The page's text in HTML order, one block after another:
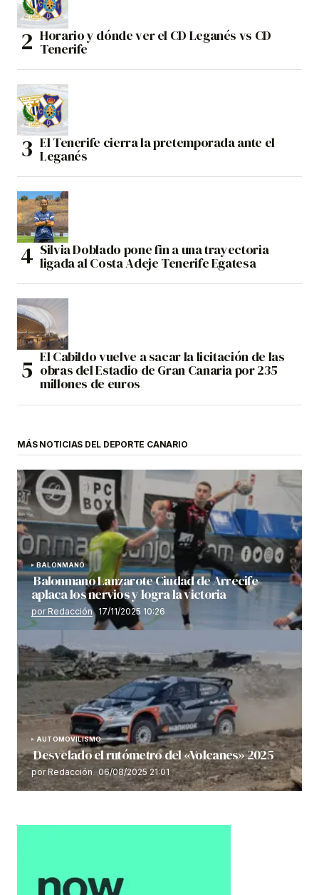
Horario y dónde ver el CD Leganés vs CD
Tenerife
El Tenerife cierra la pretemporada ante el
Leganés
Silvia Doblado pone fin a una trayectoria
ligada al Costa Adeje Tenerife Egatesa
El Cabildo vuelve a sacar la licitación de las
obras del Estadio de Gran Canaria por 235
millones de euros
MÁS NOTICIAS DEL DEPORTE CANARIO
BALONMANO
Balonmano Lanzarote Ciudad de Arrecife
aplaca los nervios y logra la victoria
por Redacción 17/11/2025 10:26
AUTOMOVILISMO
Desvelado el rutómetro del «Volcanes» 2025
por Redacción 06/08/2025 21:01